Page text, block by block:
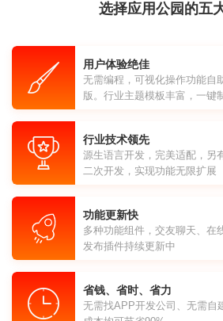
选择应用公园的五
用户体验绝佳
无需编程，可视化操作功能自
版。行业主题模板丰富，一键
行业技术领先
源生语言开发，完美适配，另
二次开发，实现功能无限扩展
功能更新快
多种功能组件，交友聊天、在
发布插件持续更新中
省钱、省时、省力
无需找APP开发公司、无需自